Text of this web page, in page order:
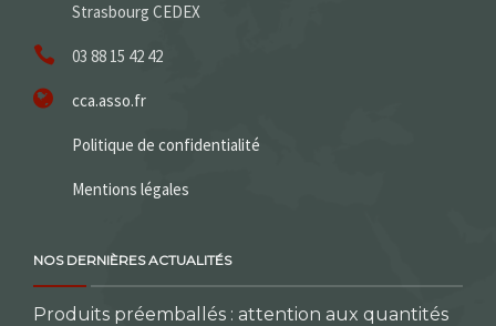
Strasbourg CEDEX
03 88 15 42 42
cca.asso.fr
Politique de confidentialité
Mentions légales
NOS DERNIÈRES ACTUALITÉS
Produits préemballés : attention aux quantités